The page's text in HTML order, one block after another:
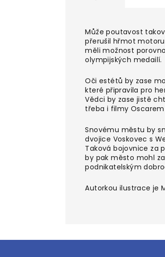
Může poutavost
přerušil hřmot motoru
měli možnost
olympijských medailí.
Oči estétů by zase
které připravila pro
Vědci by zase jistě
třeba i filmy
Snovému městu by
dvojice Voskovec s
Taková bojovnice za
by pak město mohl
podnikatelským
Autorkou ilustrace je